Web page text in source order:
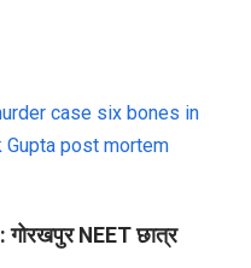
NEET छात्र